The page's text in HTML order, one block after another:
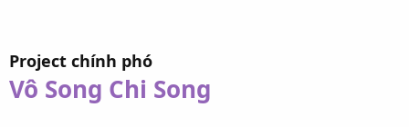
Project chính phó
Vô Song Chi Song